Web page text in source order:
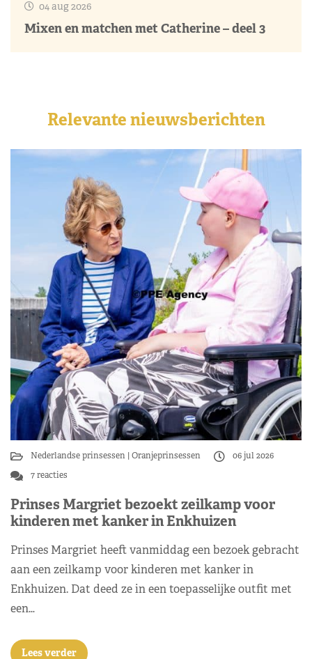
04 aug 2026
Mixen en matchen met Catherine – deel 3
Relevante nieuwsberichten
Nederlandse prinsessen Oranjeprinsessen
06 jul 2026
7 reacties
Prinses Margriet bezoekt zeilkamp voor
kinderen met kanker in Enkhuizen
Prinses Margriet heeft vanmiddag een bezoek gebracht
aan een zeilkamp voor kinderen met kanker in
Enkhuizen. Dat deed ze in een toepasselijke outfit met
een…
Lees verder